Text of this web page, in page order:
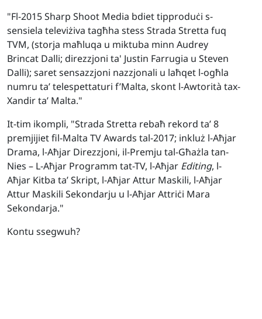
"Fl-2015 Sharp Shoot Media bdiet tipproduċi s-
sensiela televiżiva tagħha stess Strada Stretta fuq
TVM, (storja maħluqa u miktuba minn Audrey
Brincat Dalli; direzzjoni ta' Justin Farrugia u Steven
Dalli); saret sensazzjoni nazzjonali u laħqet l-ogħla
numru ta’ telespettaturi f’Malta, skont l-Awtorità tax-
Xandir ta’ Malta."
It-tim ikompli, "Strada Stretta rebaħ rekord ta’ 8
premjijiet fil-Malta TV Awards tal-2017; inkluż l-Aħjar
Drama, l-Aħjar Direzzjoni, il-Premju tal-Għażla tan-
Nies – L-Aħjar Programm tat-TV, l-Aħjar Editing, l-
Aħjar Kitba ta’ Skript, l-Aħjar Attur Maskili, l-Aħjar
Attur Maskili Sekondarju u l-Aħjar Attriċi Mara
Sekondarja."
Kontu ssegwuh?